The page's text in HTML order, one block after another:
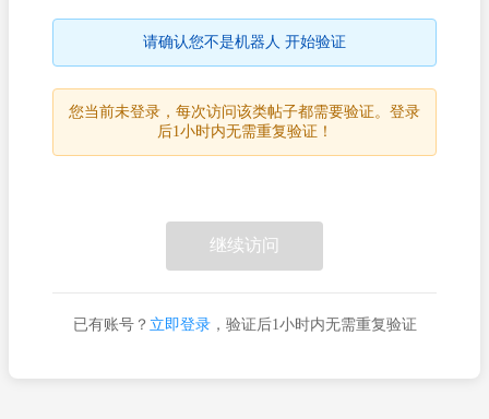
请确认您不是机器人 开始验证
您当前未登录，每次访问该类帖子都需要验证。登录
后1小时内无需重复验证！
继续访问
已有账号？ 立即登录，验证后1小时内无需重复验证